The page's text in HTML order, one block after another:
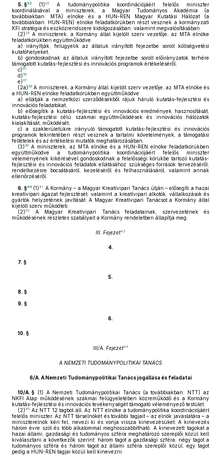
5. §32 (1)33A tudománypolitika koordinációjáért felelős miniszter
koordinálásával a miniszterek, a Magyar Tudományos Akadémia (a
továbbiakban: MTA) elnöke és a HUN-REN Magyar Kutatási Hálózat (a
továbbiakban: HUN-REN) elnöke feladatkörükben részt vesznek a kormányzati
KFI stratégia és eszközrendszere kidolgozásában, valamint megvalósításában.
(2)34 A miniszterek, a Kormány által kijelölt szerv vezetője, az MTA elnöke
feladatkörükben együttműködve
a) irányítják, felügyelik az általuk irányított fejezetbe sorolt költségvetési
kutatóhelyeket,
b) gondoskodnak az általuk irányított fejezetbe sorolt előirányzatok terhére
támogatott kutatás-fejlesztési és innovációs programok értékeléséről,
c)35
d)36
e)37
(2a)38 A miniszterek, a Kormány által kijelölt szerv vezetője, az MTA elnöke és
a HUN-REN elnöke feladatkörükben együttműködve
a) ellátják a nemzetközi szerződésekből rájuk háruló kutatás-fejlesztési és
innovációs feladatokat,
b) elősegítik a kutatás-fejlesztési és innovációs eredmények hasznosítását,
kutatás-fejlesztési célú szakmai együttműködések és innovációs hálózatok
kialakítását, működését,
c) a szakterületükre irányuló támogatott kutatás-fejlesztési és innovációs
programok tekintetében részt vesznek a tartalmi követelmények, a támogatási
feltételek és az értékelési mutatók meghatározásában.
(3)39 A miniszterek, az MTA elnöke és a HUN-REN elnöke feladatkörükben
együttműködve a tudománypolitika koordinációjáért felelős miniszter
véleményének kikérésével gondoskodnak a felelősségi körükbe tartozó kutatás-
fejlesztési és innovációs feladatok ellátásához szükséges források tervezéséről,
rendelkezésre bocsátásáról, kezeléséről és felhasználásáról, valamint annak
ellenőrzéséről.
6. §40 (1)41 A Kormány – a Magyar Kreatívipari Tanács útján – elősegíti a hazai
kreatívipari ágazat fejlesztését, valamint a kreatívipari alkotók, vállalkozások és
gyártók helyzetének javítását. A Magyar Kreatívipari Tanácsot a Kormány által
kijelölt szerv működteti.
(2)42
A Magyar Kreatívipari Tanács feladatainak, szervezetének és
működésének részletes szabályait a Kormány rendeletben állapítja meg.
III. Fejezet43
4.
7. §
5.
8. §
9. §
6.
10. §
III/A. Fejezet44
A NEMZETI TUDOMÁNYPOLITIKAI TANÁCS
6/A. A Nemzeti Tudománypolitikai Tanács jogállása és feladatai
10/A. § (1) A Nemzeti Tudománypolitikai Tanács (a továbbiakban: NTT) az
NKFI Alap működésének szakmai felügyeletében közreműködő és a Kormány
kutatás-fejlesztési és innovációs tevékenységét támogató véleményező testület.
(2)45 Az NTT 12 tagból áll. Az NTT elnöke a tudománypolitika koordinációjáért
felelős miniszter. Az NTT társelnökét és további tagjait – az elnök javaslatára – a
miniszterelnök kéri fel, nevezi ki és vonja vissza kinevezésüket. A kinevezés
három évre szól és több alkalommal meghosszabbítható. A kinevezett tagokat a
hazai állami, gazdasági és tudományos szféra meghatározó szereplői közül kell
kiválasztani a következők szerint: három tagot a gazdasági szféra, négy tagot a
tudományos szféra és három tagot az állami szféra szereplői közül, egy tagot
pedig a HUN-REN tagjai közül kell kinevezni.